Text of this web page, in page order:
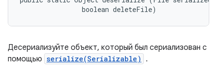
                boolean deleteFile)
Десериализуйте объект, который был сериализован с
помощью serialize(Serializable) .